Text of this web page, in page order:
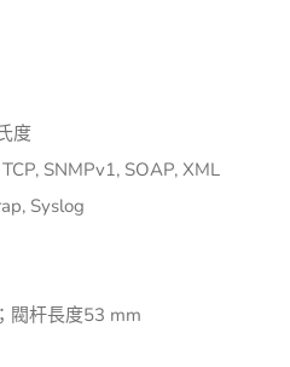
度
SNMPv1, SOAP, XML
Syslog
閥杆長度53 mm